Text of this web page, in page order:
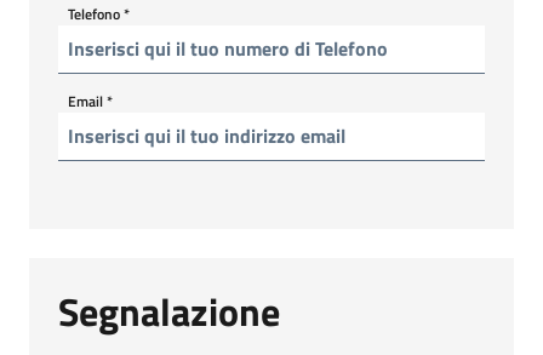
Telefono*
Email*
Segnalazione